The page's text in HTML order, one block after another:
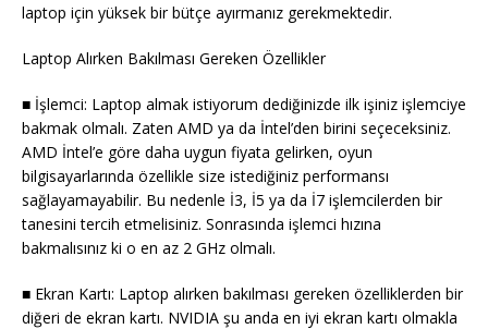
laptop için yüksek bir bütçe ayırmanız gerekmektedir.
Laptop Alırken Bakılması Gereken Özellikler
■ İşlemci: Laptop almak istiyorum dediğinizde ilk işiniz işlemciye
bakmak olmalı. Zaten AMD ya da İntel’den birini seçeceksiniz.
AMD İntel’e göre daha uygun fiyata gelirken, oyun
bilgisayarlarında özellikle size istediğiniz performansı
sağlayamayabilir. Bu nedenle İ3, İ5 ya da İ7 işlemcilerden bir
tanesini tercih etmelisiniz. Sonrasında işlemci hızına
bakmalısınız ki o en az 2 GHz olmalı.
■ Ekran Kartı: Laptop alırken bakılması gereken özelliklerden bir
diğeri de ekran kartı. NVIDIA şu anda en iyi ekran kartı olmakla